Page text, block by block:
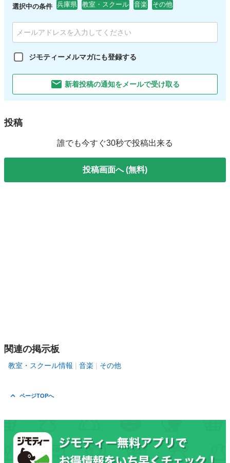
選択中の条件 兵庫県 教室・スクール 音楽 その他
ジモティーメルマガにも登録する
新着投稿の通知をメールで受け取る
投稿
誰でも今すぐ30秒で投稿出来る
投稿画面へ (無料)
関連の掲示板
教室・スクール情報 音楽 その他
ページTOPへ